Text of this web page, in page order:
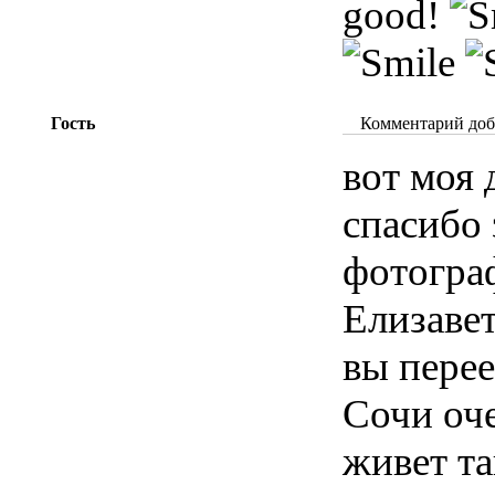
good!
Гость Комментарий
вот моя
спасибо
вы
Cочи
живет